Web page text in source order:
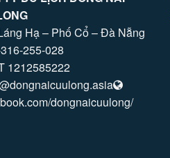
Hạ – Phố Cổ – Đà Nẵng
255-028
1212585222
dongnaicuulong/